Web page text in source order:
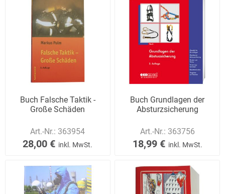
Buch Falsche Taktik -
Große Schäden
Art.-Nr.: 363954
28,00 € inkl. MwSt.
Buch Grundlagen der
Absturzsicherung
Art.-Nr.: 363756
18,99 € inkl. MwSt.